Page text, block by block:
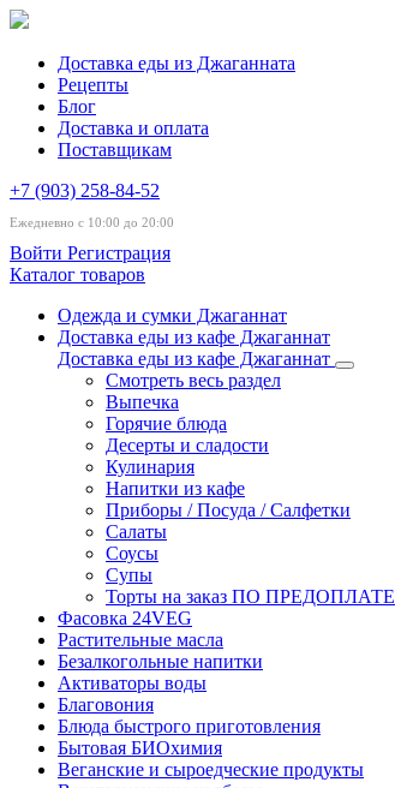
Доставка еды из Джаганната
Рецепты
Блог
Доставка и оплата
Поставщикам
+7 (903) 258-84-52
Ежедневно с 10:00 до 20:00
Войти Регистрация
Каталог товаров
Одежда и сумки Джаганнат
Доставка еды из кафе Джаганнат
Доставка еды из кафе Джаганнат
Смотреть весь раздел
Выпечка
Горячие блюда
Десерты и сладости
Кулинария
Напитки из кафе
Приборы / Посуда / Салфетки
Салаты
Соусы
Супы
Торты на заказ ПО ПРЕДОПЛАТЕ
Фасовка 24VEG
Растительные масла
Безалкогольные напитки
Активаторы воды
Благовония
Блюда быстрого приготовления
Бытовая БИОхимия
Веганские и сыроедческие продукты